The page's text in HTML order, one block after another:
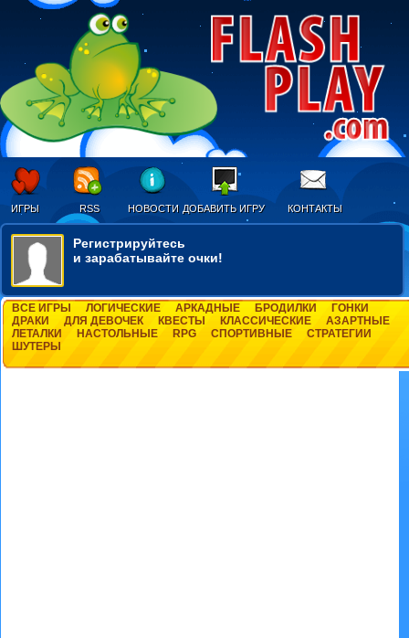
ИГРЫ RSS НОВОСТИ ДОБАВИТЬ ИГРУ КОНТАКТЫ
Регистрируйтесь
и зарабатывайте очки!
ВСЕ ИГРЫ ЛОГИЧЕСКИЕ АРКАДНЫЕ БРОДИЛКИ
ГОНКИ
ДРАКИ
ДЛЯ ДЕВОЧЕК КВЕСТЫ КЛАССИЧЕСКИЕ
АЗАРТНЫЕ
ЛЕТАЛКИ
НАСТОЛЬНЫЕ RPG СПОРТИВНЫЕ
СТРАТЕГИИ
ШУТЕРЫ